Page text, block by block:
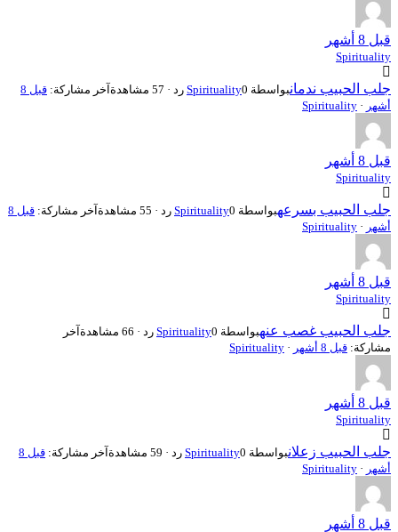
قبل 8 أشهر
Spirituality
جلب الحبيب ندمانبواسطة Spirituality0 رد · 57 مشاهدة آخر مشاركة:
قبل 8
أشهر ·
Spirituality
قبل 8 أشهر
Spirituality
جلب الحبيب بسرعهبواسطة Spirituality0 رد · 55 مشاهدة آخر مشاركة:
قبل 8
أشهر ·
Spirituality
قبل 8 أشهر
Spirituality
جلب الحبيب غصب عنهبواسطة Spirituality0 رد · 66 مشاهدة
آخر
مشاركة: قبل 8 أشهر ·
Spirituality
قبل 8 أشهر
Spirituality
جلب الحبيب زعلانبواسطة Spirituality0 رد · 59 مشاهدة آخر مشاركة:
قبل 8
أشهر ·
Spirituality
قبل 8 أشهر